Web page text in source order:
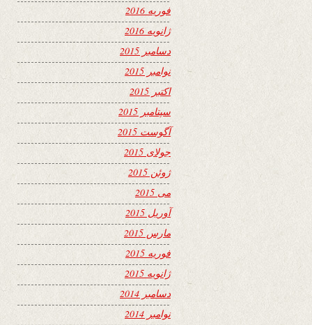
فوریه 2016
ژانویه 2016
دسامبر 2015
نوامبر 2015
اکتبر 2015
سپتامبر 2015
آگوست 2015
جولای 2015
ژوئن 2015
می 2015
آوریل 2015
مارس 2015
فوریه 2015
ژانویه 2015
دسامبر 2014
نوامبر 2014